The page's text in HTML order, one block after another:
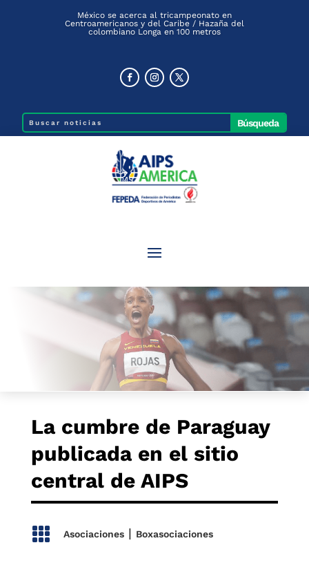
México se acerca al tricampeonato en
Centroamericanos y del Caribe / Hazaña del
colombiano Longa en 100 metros
La cumbre de Paraguay
publicada en el sitio
central de AIPS
 Asociaciones| Boxasociaciones